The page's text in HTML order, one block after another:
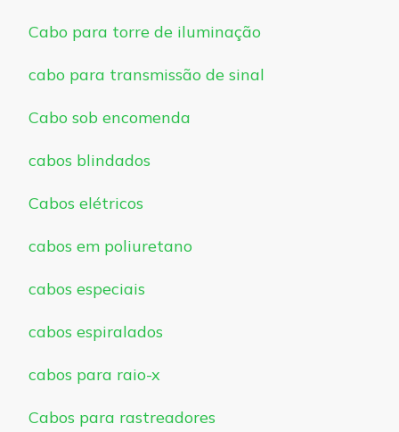
Cabo para torre de iluminação
cabo para transmissão de sinal
Cabo sob encomenda
cabos blindados
Cabos elétricos
cabos em poliuretano
cabos especiais
cabos espiralados
cabos para raio-x
Cabos para rastreadores